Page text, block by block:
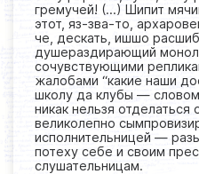
гремучей! (…) Шипит
этот, яз-зва-то,
че, дескать, ишшо
душераздирающий
сочувствующими
жалобами “какие наши
школу да клубы —
никак нельзя отделаться
великолепно
исполнительницей —
потеху себе и своим
слушательницам.